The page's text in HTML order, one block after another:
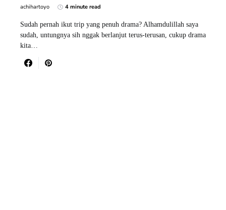
achihartoyo 4 minute read
Sudah pernah ikut trip yang penuh drama? Alhamdulillah saya
sudah, untungnya sih nggak berlanjut terus-terusan, cukup drama
kita…